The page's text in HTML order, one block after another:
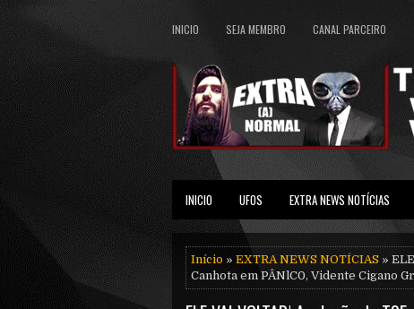
INICIO SEJA MEMBRO CANAL PARCEIRO
INICIO UFOS EXTRA NEWS NOTÍCIAS
Início » EXTRA NEWS NOTÍCIAS »
Canhota em PÂNlC0, Vidente Cigano